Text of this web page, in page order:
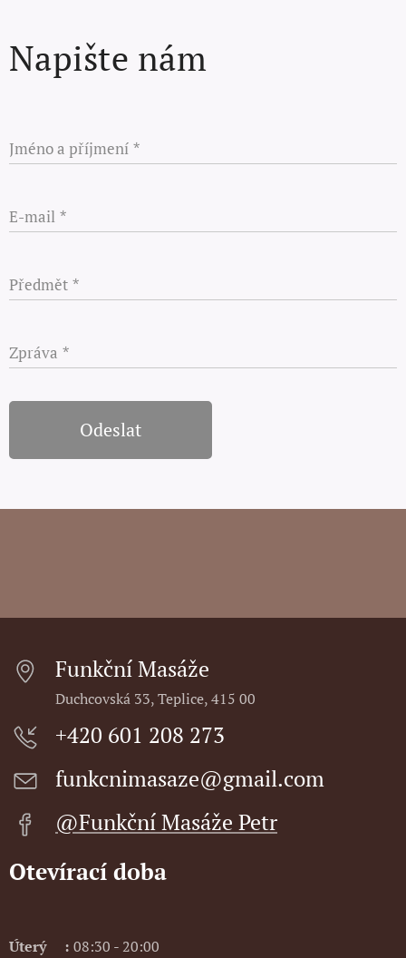
Napište nám
Jméno a příjmení
E-mail
Předmět
Zpráva
Odeslat
Funkční Masáže
Duchcovská 33, Teplice, 415 00
+420 601 208 273
funkcnimasaze@gmail.com
@Funkční Masáže Petr
Otevírací doba
Úterý : 08:30 - 20:00